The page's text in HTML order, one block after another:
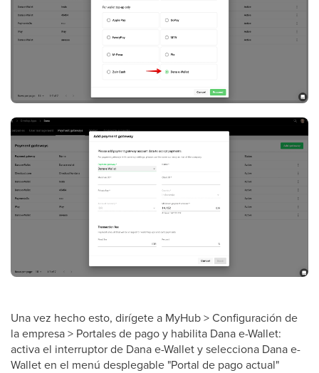
Una vez hecho esto, dirígete a MyHub > Configuración de
la empresa > Portales de pago y habilita Dana e-Wallet:
activa el interruptor de Dana e-Wallet y selecciona Dana e-
Wallet en el menú desplegable "Portal de pago actual"